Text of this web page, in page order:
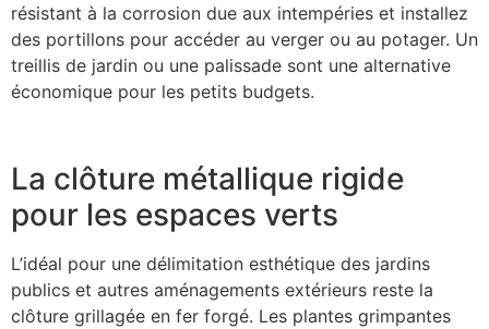
résistant à la corrosion due aux intempéries et installez
des portillons pour accéder au verger ou au potager. Un
treillis de jardin ou une palissade sont une alternative
économique pour les petits budgets.
La clôture métallique rigide
pour les espaces verts
L’idéal pour une délimitation esthétique des jardins
publics et autres aménagements extérieurs reste la
clôture grillagée en fer forgé. Les plantes grimpantes